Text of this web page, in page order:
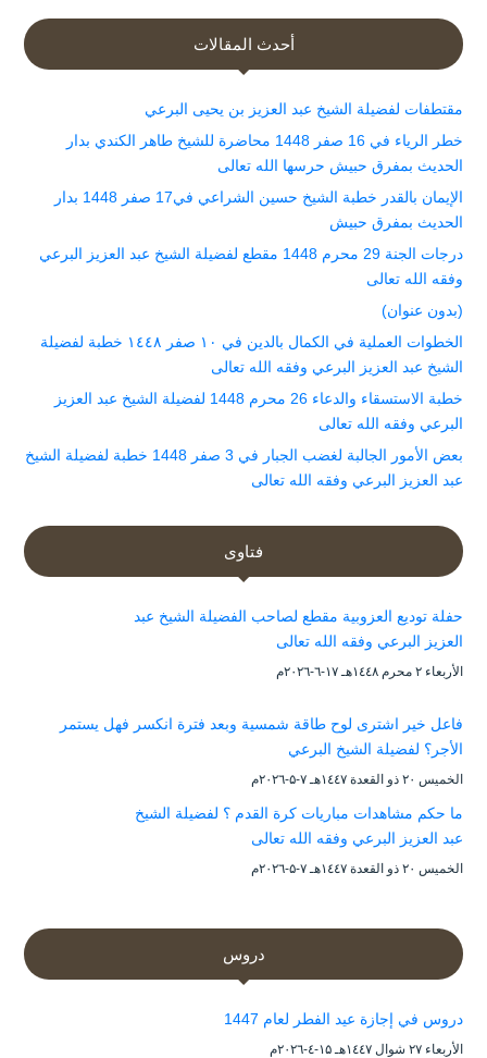
أحدث المقالات
مقتطفات لفضيلة الشيخ عبد العزيز بن يحيى البرعي
خطر الرياء في 16 صفر 1448 محاضرة للشيخ طاهر الكندي بدار
الحديث بمفرق حبيش حرسها الله تعالى
الإيمان بالقدر خطبة الشيخ حسين الشراعي في17 صفر 1448 بدار
الحديث بمفرق حبيش
درجات الجنة 29 محرم 1448 مقطع لفضيلة الشيخ عبد العزيز البرعي
وفقه الله تعالى
(بدون عنوان)
الخطوات العملية في الكمال بالدين في ١٠ صفر ١٤٤٨ خطبة لفضيلة
الشيخ عبد العزيز البرعي وفقه الله تعالى
خطبة الاستسقاء والدعاء 26 محرم 1448 لفضيلة الشيخ عبد العزيز
البرعي وفقه الله تعالى
بعض الأمور الجالبة لغضب الجبار في 3 صفر 1448 خطبة لفضيلة الشيخ
عبد العزيز البرعي وفقه الله تعالى
فتاوى
حفلة توديع العزوبية مقطع لصاحب الفضيلة الشيخ عبد
العزيز البرعي وفقه الله تعالى
الأربعاء ۲ محرم ۱٤٤۸هـ ۱۷-٦-۲۰۲٦م
فاعل خير اشترى لوح طاقة شمسية وبعد فترة انكسر فهل يستمر
الأجر؟ لفضيلة الشيخ البرعي
الخميس ۲۰ ذو القعدة ۱٤٤۷هـ ۷-۵-۲۰۲٦م
ما حكم مشاهدات مباريات كرة القدم ؟ لفضيلة الشيخ
عبد العزيز البرعي وفقه الله تعالى
الخميس ۲۰ ذو القعدة ۱٤٤۷هـ ۷-۵-۲۰۲٦م
دروس
دروس في إجازة عيد الفطر لعام 1447
الأربعاء ۲۷ شوال ۱٤٤۷هـ ۱۵-٤-۲۰۲٦م